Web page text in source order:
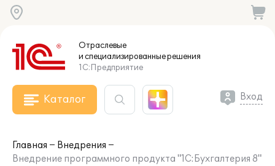
Отраслевые
и специализированныерешения
1С:Предприятие
Каталог Вход
Главная
Внедрения
Внедрение программного продукта "1С:Бухгалтерия 8"